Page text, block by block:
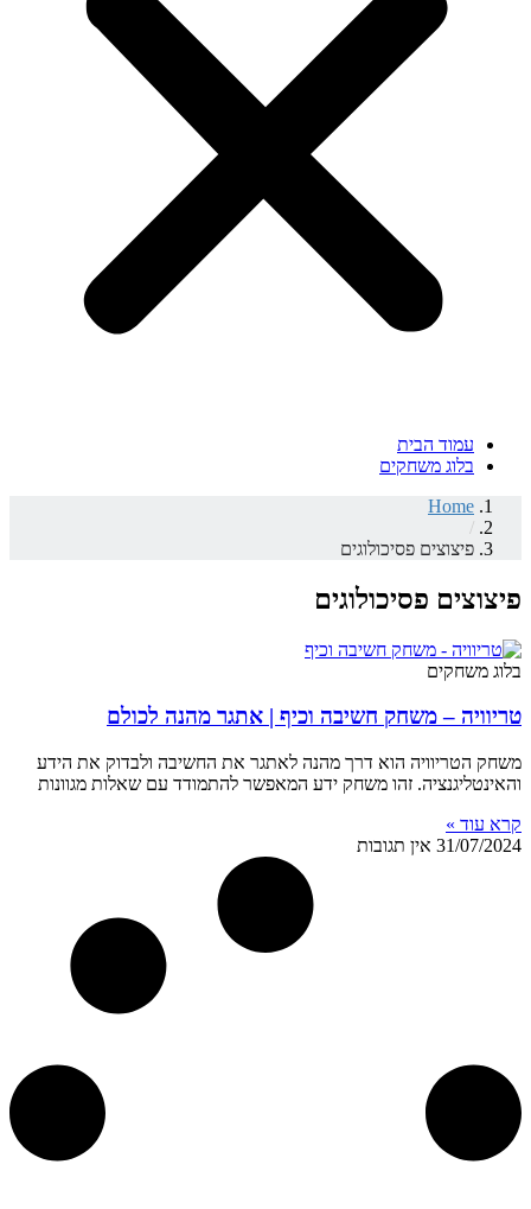
עמוד הבית
בלוג משחקים
Home
/
פיצוצים פסיכולוגים
פיצוצים פסיכולוגים
בלוג משחקים
טריוויה – משחק חשיבה וכיף | אתגר מהנה לכולם
משחק הטריוויה הוא דרך מהנה לאתגר את החשיבה ולבדוק את הידע
והאינטליגנציה. זהו משחק ידע המאפשר להתמודד עם שאלות מגוונות
קרא עוד »
31/07/2024 אין תגובות